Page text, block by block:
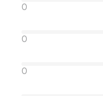
0
0
0